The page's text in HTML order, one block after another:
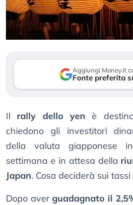
Aggiungi Money.it
Fonte preferita
Il rally dello yen è
chiedono gli investitori
della valuta giapponese
settimana e in attesa della
Japan. Cosa deciderà sui
Dopo averguadagnato il